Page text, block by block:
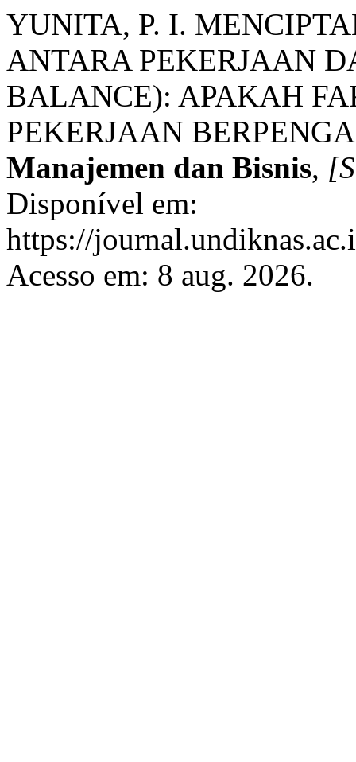
YUNITA, P. I.
ANTARA PEKERJAAN
BALANCE): APAKAH
PEKERJAAN
Manajemen dan Bisnis,
Disponível em:
https://
Acesso em: 8 aug. 2026.